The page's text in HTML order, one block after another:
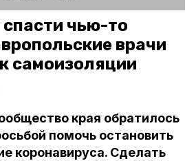
чью-то
врачи
самоизоляции
края обратилось
помочь остановить
коронавируса. Сделать